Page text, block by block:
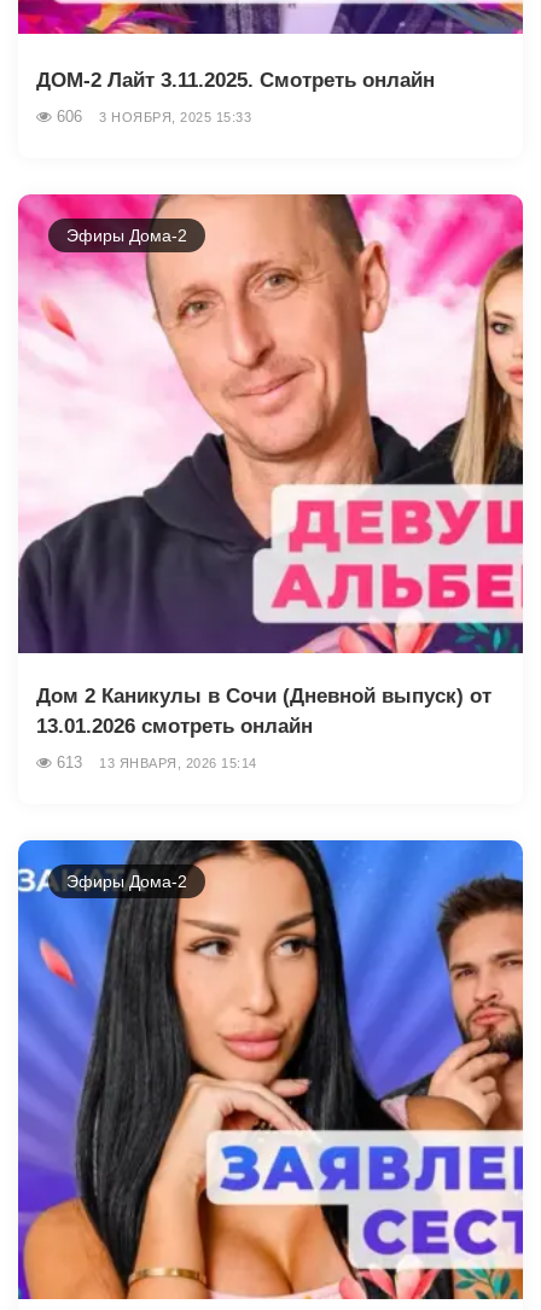
ДОМ-2 Лайт 3.11.2025. Смотреть онлайн
606 3 НОЯБРЯ, 2025 15:33
Эфиры Дома-2
Дом 2 Каникулы в Сочи (Дневной выпуск) от
13.01.2026 смотреть онлайн
613 13 ЯНВАРЯ, 2026 15:14
Эфиры Дома-2